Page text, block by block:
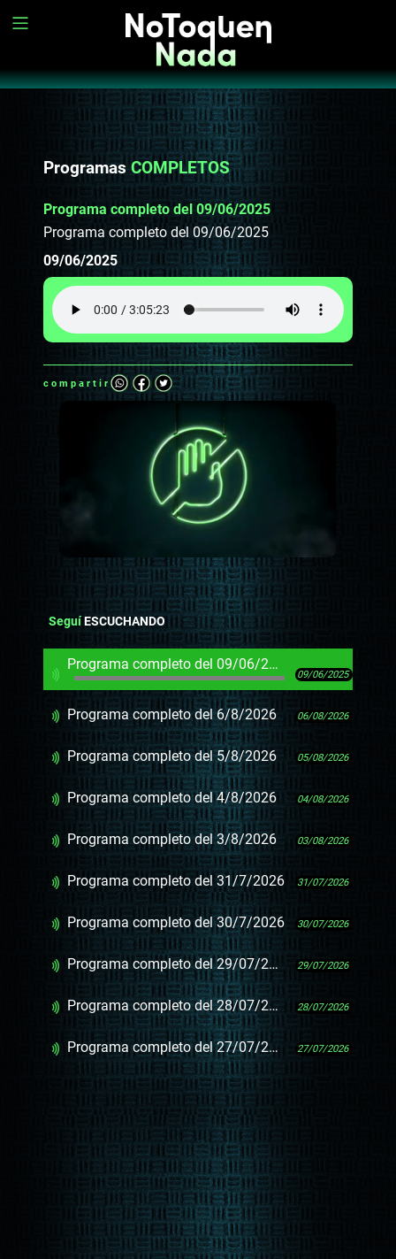
ProgramasCOMPLETOS
Programa completo del 09/06/2025
Programa completo del 09/06/2025
09/06/2025
compartir
SeguíESCUCHANDO
Programa completo del 09/06/2025
09/06/2025
Programa completo del 6/8/2026 06/08/2026
Programa completo del 5/8/2026 05/08/2026
Programa completo del 4/8/2026 04/08/2026
Programa completo del 3/8/2026 03/08/2026
Programa completo del 31/7/2026 31/07/2026
Programa completo del 30/7/2026 30/07/2026
Programa completo del 29/07/2026 29/07/2026
Programa completo del 28/07/2026 28/07/2026
Programa completo del 27/07/2026 27/07/2026